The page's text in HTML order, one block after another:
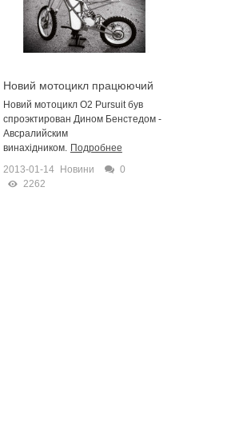
Новий мотоцикл працюючий
на стислому повітрі
Новий мотоцикл O2 Pursuit був
спроэктирован Дином Бенстедом -
Авсралийским
винахідником. Подробнее
2013-01-14 Новини
0
2262